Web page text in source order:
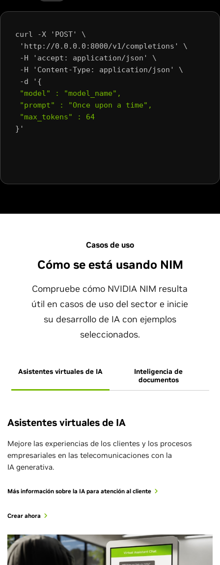
curl -X 'POST' \
'http://0.0.0.0:8000/v1/completions' \
-H 'accept: application/json' \
-H 'Content-Type: application/json' \
-d '{
"model" : "model_name",
"prompt" : "Once upon a time",
"max_tokens" : 64
}'
Casos de uso
Cómo se está usando NIM
Compruebe cómo NVIDIA NIM resulta
útil en casos de uso del sector e inicie
su desarrollo de IA con ejemplos
seleccionados.
Asistentes virtuales de IA
Inteligencia de
documentos
Asistentes virtuales de IA
Mejore las experiencias de los clientes y los procesos
empresariales en las telecomunicaciones con la
IA generativa.
Más información sobre la IA para atención al cliente
Crear ahora